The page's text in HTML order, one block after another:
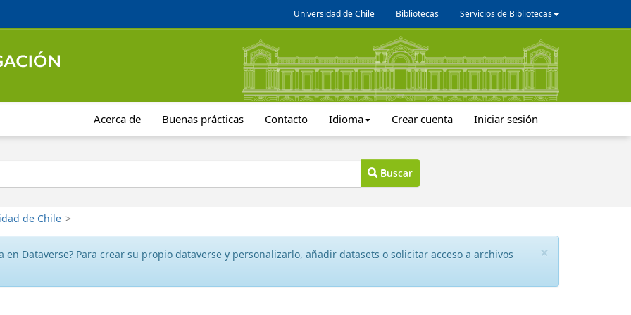
Universidad de Chile Bibliotecas Servicios de Bibliotecas
Acerca de Buenas prácticas Contacto Idioma Crear cuenta Iniciar sesión
Buscar
de Chile >
×
en Dataverse? Para crear su propio dataverse y personalizarlo, añadir datasets o solicitar acceso a archivos